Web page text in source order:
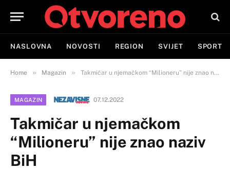
NASLOVNA NOVOSTI REGION SVIJET SPORT
Home » Magazin » Takmičar u njemačkom “Milioneru” nije znao naziv BiH
MAGAZIN 07.12.2022
Takmičar u njemačkom
“Milioneru” nije znao naziv
BiH